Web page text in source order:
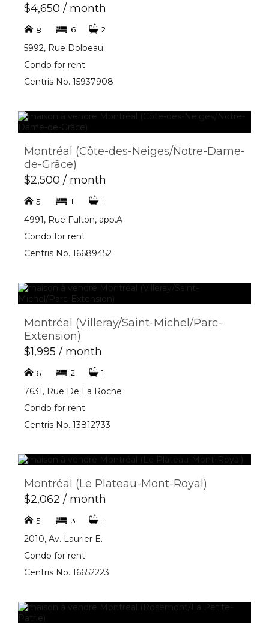
$4,650 / month
8 6 2
5992, Rue Dolbeau
Condo for rent
Centris No. 15937908
Montréal (Côte-des-Neiges/Notre-Dame-
de-Grâce)
$2,500 / month
5 1 1
4991, Rue Fulton, app.A
Condo for rent
Centris No. 16689452
Montréal (Villeray/Saint-Michel/Parc-
Extension)
$1,995 / month
6 2 1
7631, Rue De La Roche
Condo for rent
Centris No. 13812733
Montréal (Le Plateau-Mont-Royal)
$2,062 / month
5 3 1
2010, Av. Laurier E.
Condo for rent
Centris No. 16652223